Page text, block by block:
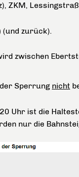
ZKM,
(und zurück).
zwischen
Sperrung nicht
Uhr ist die
nur die